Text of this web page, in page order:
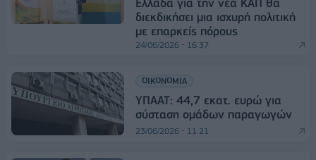
διεκδικήσει μια ισχυρή πολιτική
με επαρκείς πόρους
24/06/2026 - 16:37
ΟΙΚΟΝΟΜΙΑ
ΥΠΑΑΤ: 44,7 εκατ. ευρώ για
σύσταση ομάδων παραγωγών
23/06/2026 - 11:21